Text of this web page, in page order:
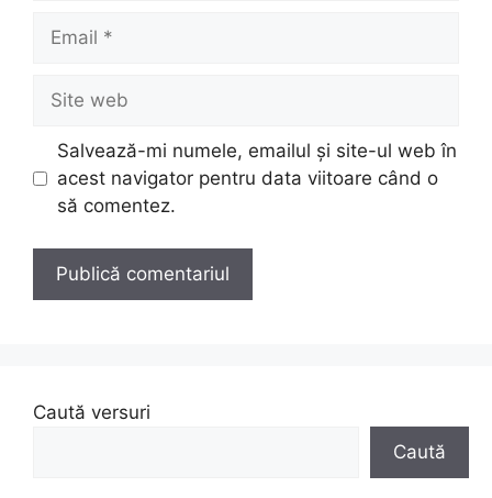
Email
Site
web
Salvează-mi numele, emailul și site-ul web în
acest navigator pentru data viitoare când o
să comentez.
Caută versuri
Caută